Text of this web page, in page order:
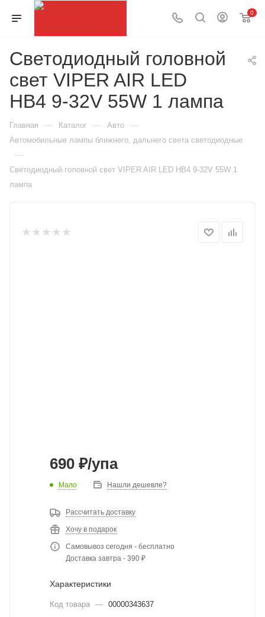
0
Светодиодный головной
свет VIPER AIR LED
HB4 9-32V 55W 1 лампа
Главная — Каталог — Авто —
Автомобильные лампы ближнего, дальнего света светодиодные
—
Светодиодный головной свет VIPER AIR LED HB4 9-32V 55W 1
лампа
690 ₽/упа
Мало Нашли дешевле?
Рассчитать доставку
Хочу в подарок
Самовывоз сегодня - бесплатно
Доставка завтра - 390 ₽
Характеристики
Код товара — 00000343637